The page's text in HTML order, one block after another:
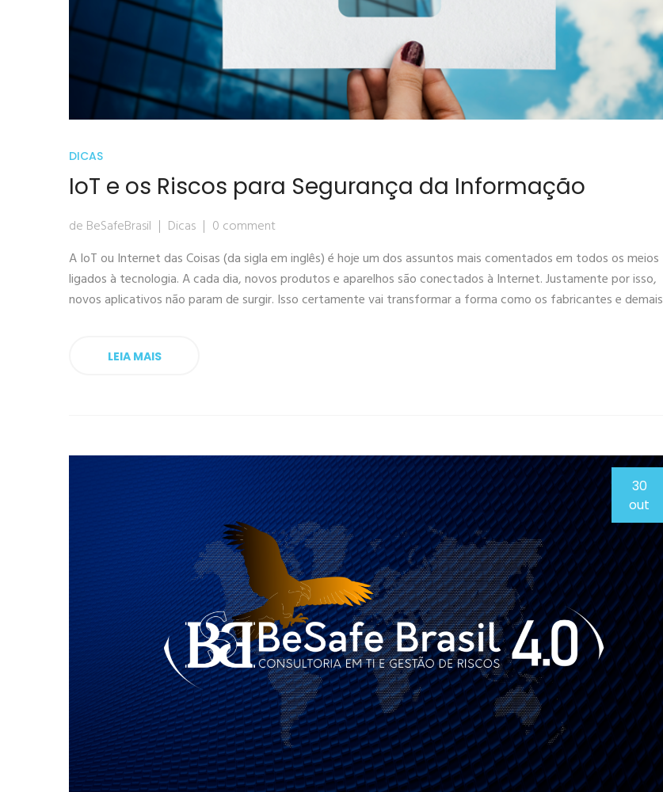
DICAS
IoT e os Riscos para Segurança da Informação
de BeSafeBrasil Dicas
0 comment
A IoT ou Internet das Coisas (da sigla em inglês) é hoje um dos assuntos mais comentados em todos os meios
ligados à tecnologia. A cada dia, novos produtos e aparelhos são conectados à Internet. Justamente por isso,
novos aplicativos não param de surgir. Isso certamente vai transformar a forma como os fabricantes e demais
LEIA MAIS
30
out